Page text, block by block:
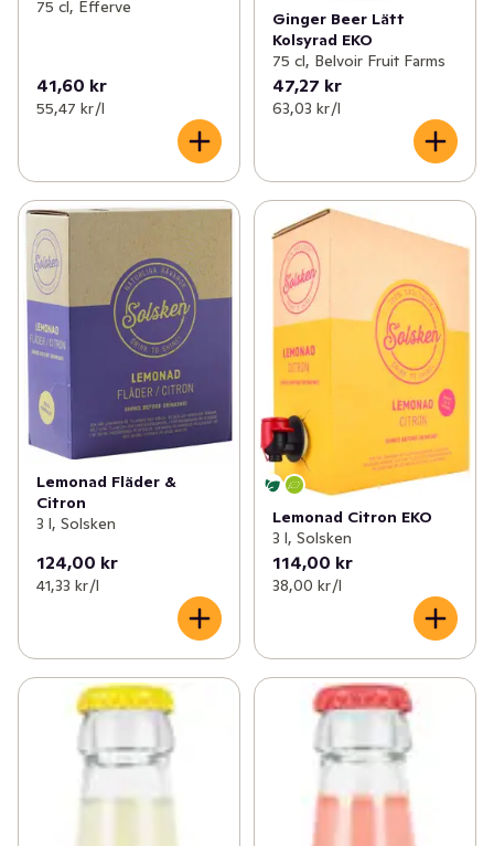
75 cl, Efferve
41,60 kr
55,47 kr /l
Ginger Beer Lätt
Kolsyrad EKO
75 cl, Belvoir Fruit Farms
47,27 kr
63,03 kr /l
Lemonad Fläder &
Citron
3 l, Solsken
124,00 kr
41,33 kr /l
Lemonad Citron EKO
3 l, Solsken
114,00 kr
38,00 kr /l